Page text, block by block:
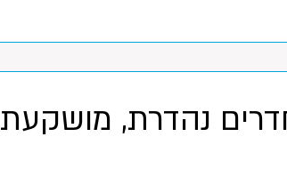
5 חדרים נהדרת, מושקעת